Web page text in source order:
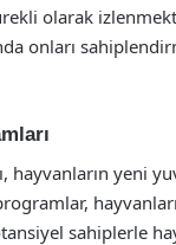
olarak
onları
hayvanların yeni
sahiplerle